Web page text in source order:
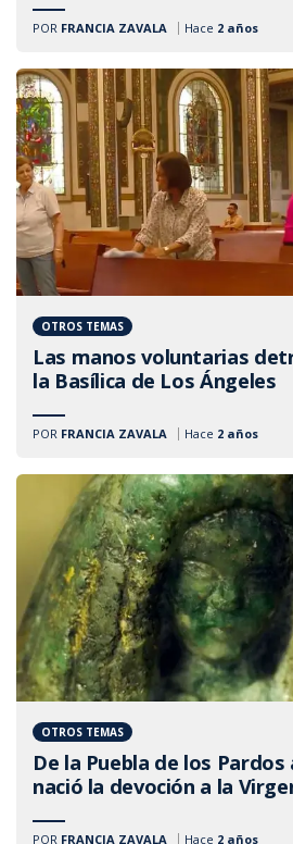
Hace 2 años
POR FRANCIA ZAVALA
OTROS TEMAS
Las manos voluntarias
la Basílica de Los Ángeles
Hace 2 años
POR FRANCIA ZAVALA
OTROS TEMAS
De la Puebla de los Pardos
nació la devoción a la
Hace 2 años
POR FRANCIA ZAVALA